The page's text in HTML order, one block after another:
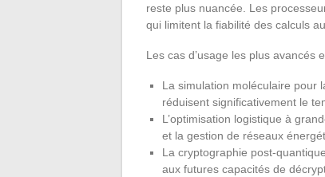
reste plus nuancée. Les
qui limitent la fiabilité des calculs
Les cas d’usage les plus avancés
La simulation moléculaire pour
réduisent significativement le
L’optimisation logistique à
et la gestion de réseaux
La cryptographie post-
aux futures capacités de